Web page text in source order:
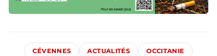
CÉVENNES ACTUALITÉS OCCITANIE